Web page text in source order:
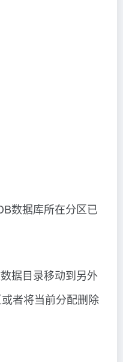
数据库所在分区已
据目录移动到另外
者将当前分配删除